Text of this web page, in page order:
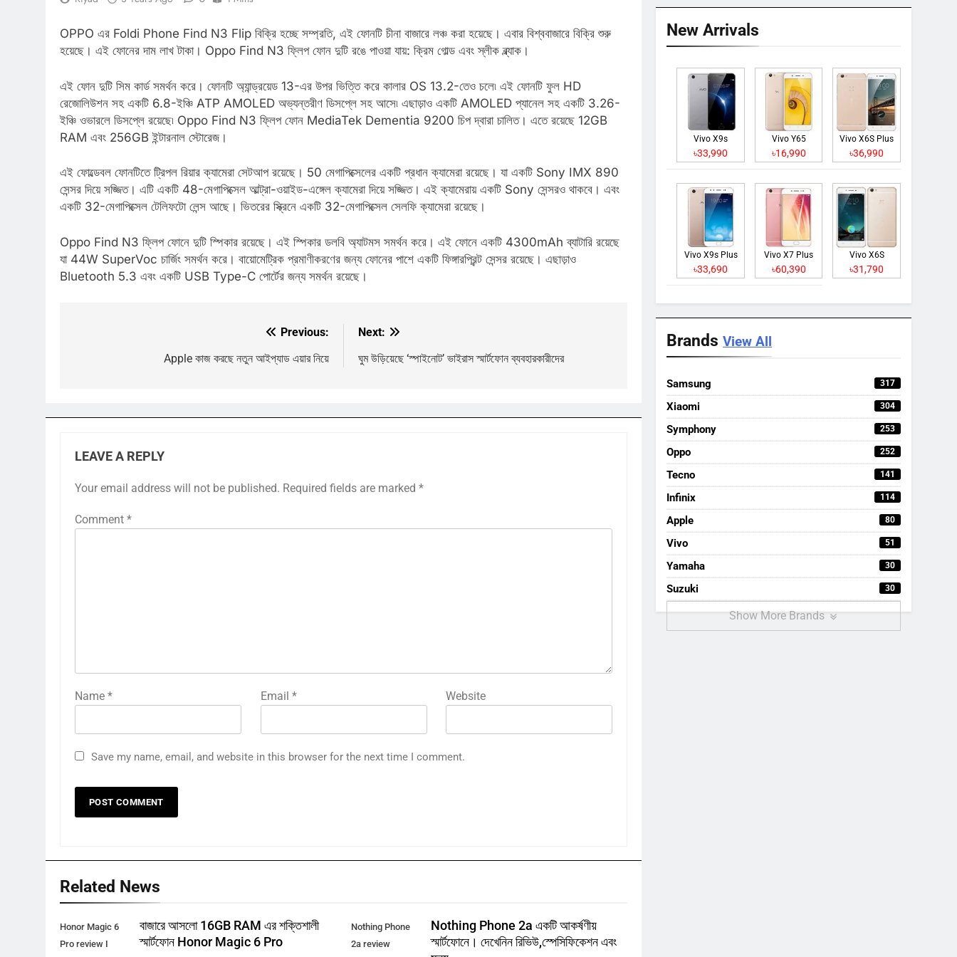
OPPO এর Foldi Phone Find N3 Flip বিক্রি হচ্ছে সম্প্রতি, এই ফোনটি চীনা বাজারে লঞ্চ করা হয়েছে। এবার বিশ্ববাজারে বিক্রি শুরু
হয়েছে। এই ফোনের দাম লাখ টাকা। Oppo Find N3 ফ্লিপ ফোন দুটি রঙে পাওয়া যায়: ক্রিম গোল্ড এবং স্লীক ব্ল্যাক।
এই ফোন দুটি সিম কার্ড সমর্থন করে। ফোনটি অ্যান্ড্রয়েড 13-এর উপর ভিত্তি করে কালার OS 13.2-তেও চলে৷ এই ফোনটি ফুল HD
রেজোলিউশন সহ একটি 6.8-ইঞ্চি ATP AMOLED অভ্যন্তরীণ ডিসপ্লে সহ আসে৷ এছাড়াও একটি AMOLED প্যানেল সহ একটি 3.26-
ইঞ্চি ওভারলে ডিসপ্লে রয়েছে৷ Oppo Find N3 ফ্লিপ ফোন MediaTek Dementia 9200 চিপ দ্বারা চালিত। এতে রয়েছে 12GB
RAM এবং 256GB ইন্টারনাল স্টোরেজ।
এই ফোল্ডেবল ফোনটিতে ট্রিপল রিয়ার ক্যামেরা সেটআপ রয়েছে। 50 মেগাপিক্সেলের একটি প্রধান ক্যামেরা রয়েছে। যা একটি Sony IMX 890
সেন্সর দিয়ে সজ্জিত। এটি একটি 48-মেগাপিক্সেল আল্ট্রা-ওয়াইড-এঙ্গেল ক্যামেরা দিয়ে সজ্জিত। এই ক্যামেরায় একটি Sony সেন্সরও থাকবে। এবং
একটি 32-মেগাপিক্সেল টেলিফটো লেন্স আছে। ভিতরের স্ক্রিনে একটি 32-মেগাপিক্সেল সেলফি ক্যামেরা রয়েছে।
Oppo Find N3 ফ্লিপ ফোনে দুটি স্পিকার রয়েছে। এই স্পিকার ডলবি অ্যাটমস সমর্থন করে। এই ফোনে একটি 4300mAh ব্যাটারি রয়েছে
যা 44W SuperVoc চার্জিং সমর্থন করে। বায়োমেট্রিক প্রমাণীকরণের জন্য ফোনের পাশে একটি ফিঙ্গারপ্রিন্ট সেন্সর রয়েছে। এছাড়াও
Bluetooth 5.3 এবং একটি USB Type-C পোর্টের জন্য সমর্থন রয়েছে।
Previous:
Apple কাজ করছে নতুন আইপ্যাড এয়ার নিয়ে
Next:
ঘুম উড়িয়েছে ‘স্পাইনোট’ ভাইরাস স্মার্টফোন ব্যবহারকারীদের
LEAVE A REPLY
Your email address will not be published. Required fields are marked *
Comment *
Name * Email * Website
Save my name, email, and website in this browser for the next time I comment.
Related News
Honor Magic 6
Pro review I
বাজারে আসলো 16GB RAM এর শক্তিশালী
স্মার্টফোন Honor Magic 6 Pro
Nothing Phone
2a review
Nothing Phone 2a একটি আকর্ষণীয়
স্মার্টফোনে। দেখেনিন রিভিউ,স্পেসিফিকেশন এবং
New Arrivals
Vivo X9s
৳33,990
Vivo Y65
৳16,990
Vivo X6S Plus
৳36,990
Vivo X9s Plus
৳33,690
Vivo X7 Plus
৳60,390
Vivo X6S
৳31,790
BrandsView All
Samsung 317
Xiaomi 304
Symphony 253
Oppo 252
Tecno 141
Infinix 114
Apple 80
Vivo 51
Yamaha 30
Suzuki 30
Show More Brands